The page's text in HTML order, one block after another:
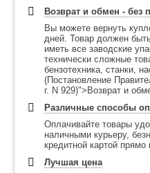
Возврат и обмен - без
Вы можете вернуть
дней. Товар должен
иметь все заводские
технически сложные
бензотехника, станки,
(Постановление
г. N 929)">Возврат и
Различные способы
Оплачивайте товары
наличными курьеру,
кредитной картой прямо
Лучшая цена